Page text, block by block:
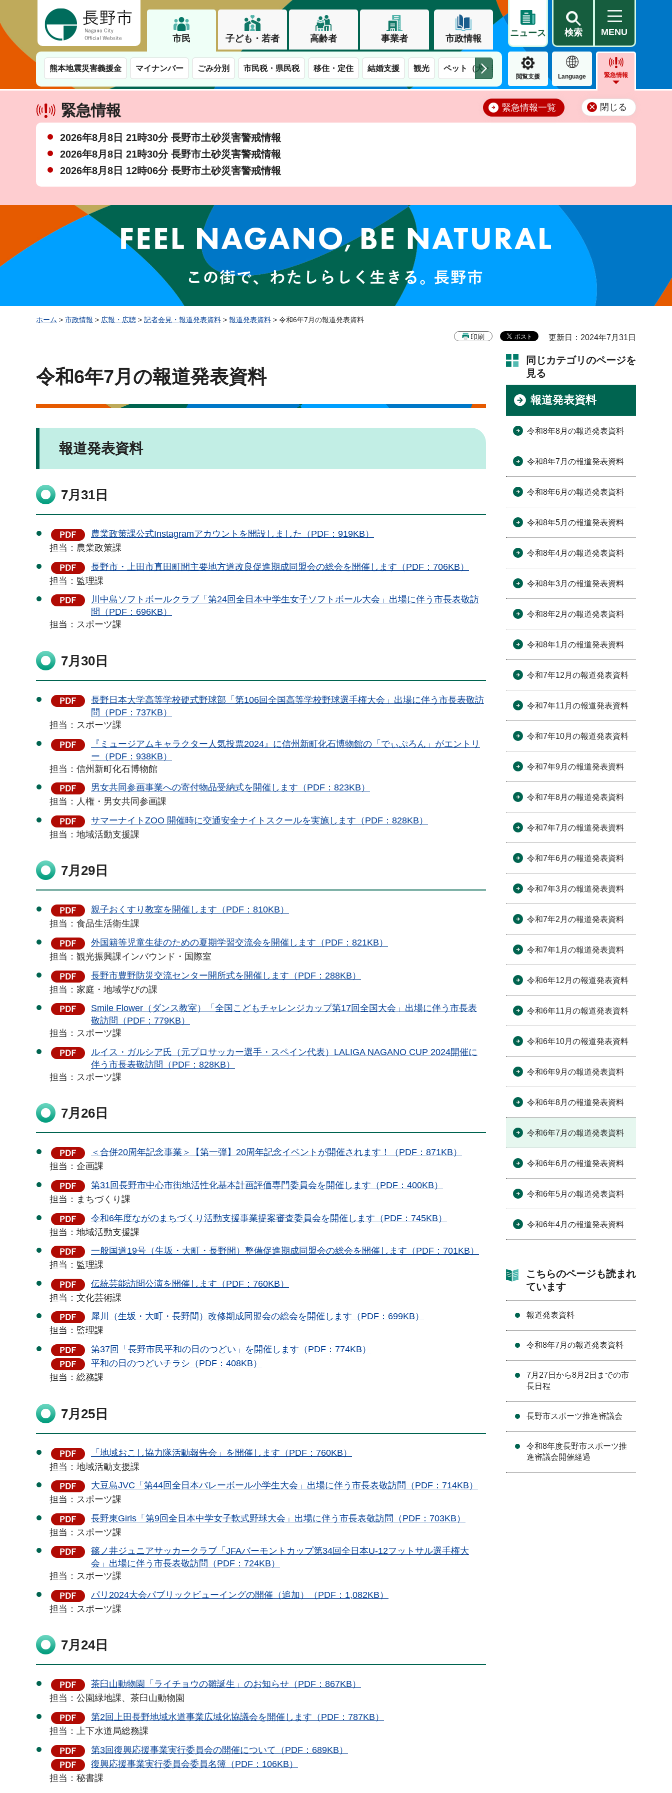
市民 子ども・若者 高齢者 事業者 市政情報
ニュース 検索 MENU
熊本地震災害義援金 マイナンバー ごみ分別 市民税・県民税 移住・定住 結婚支援 観光 ペット（犬・猫） 住民票・戸籍 公営住宅
閲覧支援 Language 緊急情報
緊急情報
2026年8月8日 21時30分 長野市土砂災害警戒情報
2026年8月8日 21時30分 長野市土砂災害警戒情報
2026年8月8日 12時06分 長野市土砂災害警戒情報
緊急情報一覧 閉じる
この街で、わたしらしく生きる。長野市
ホーム > 市政情報 > 広報・広聴 > 記者会見・報道発表資料 > 報道発表資料 > 令和6年7月の報道発表資料
印刷 更新日：2024年7月31日
令和6年7月の報道発表資料
報道発表資料
7月31日
農業政策課公式Instagramアカウントを開設しました（PDF：919KB）
担当：農業政策課
長野市・上田市真田町間主要地方道改良促進期成同盟会の総会を開催します（PDF：706KB）
担当：監理課
川中島ソフトボールクラブ「第24回全日本中学生女子ソフトボール大会」出場に伴う市長表敬訪
問（PDF：696KB）
担当：スポーツ課
7月30日
長野日本大学高等学校硬式野球部「第106回全国高等学校野球選手権大会」出場に伴う市長表敬訪
問（PDF：737KB）
担当：スポーツ課
『ミュージアムキャラクター人気投票2024』に信州新町化石博物館の「でぃぷろん」がエントリ
ー（PDF：938KB）
担当：信州新町化石博物館
男女共同参画事業への寄付物品受納式を開催します（PDF：823KB）
担当：人権・男女共同参画課
サマーナイトZOO 開催時に交通安全ナイトスクールを実施します（PDF：828KB）
担当：地域活動支援課
7月29日
親子おくすり教室を開催します（PDF：810KB）
担当：食品生活衛生課
外国籍等児童生徒のための夏期学習交流会を開催します（PDF：821KB）
担当：観光振興課インバウンド・国際室
長野市豊野防災交流センター開所式を開催します（PDF：288KB）
担当：家庭・地域学びの課
Smile Flower（ダンス教室）「全国こどもチャレンジカップ第17回全国大会」出場に伴う市長表
敬訪問（PDF：779KB）
担当：スポーツ課
ルイス・ガルシア氏（元プロサッカー選手・スペイン代表）LALIGA NAGANO CUP 2024開催に
伴う市長表敬訪問（PDF：828KB）
担当：スポーツ課
7月26日
＜合併20周年記念事業＞【第一弾】20周年記念イベントが開催されます！（PDF：871KB）
担当：企画課
第31回⻑野市中心市街地活性化基本計画評価専門委員会を開催します（PDF：400KB）
担当：まちづくり課
令和6年度ながのまちづくり活動支援事業提案審査委員会を開催します（PDF：745KB）
担当：地域活動支援課
一般国道19号（生坂・大町・長野間）整備促進期成同盟会の総会を開催します（PDF：701KB）
担当：監理課
伝統芸能訪問公演を開催します（PDF：760KB）
担当：文化芸術課
犀川（生坂・大町・長野間）改修期成同盟会の総会を開催します（PDF：699KB）
担当：監理課
第37回「長野市民平和の日のつどい」を開催します（PDF：774KB）
平和の日のつどいチラシ（PDF：408KB）
担当：総務課
7月25日
「地域おこし協力隊活動報告会」を開催します（PDF：760KB）
担当：地域活動支援課
大豆島JVC「第44回全日本バレーボール小学生大会」出場に伴う市長表敬訪問（PDF：714KB）
担当：スポーツ課
長野東Girls「第9回全日本中学女子軟式野球大会」出場に伴う市長表敬訪問（PDF：703KB）
担当：スポーツ課
篠ノ井ジュニアサッカークラブ「JFAバーモントカップ第34回全日本U-12フットサル選手権大
会」出場に伴う市長表敬訪問（PDF：724KB）
担当：スポーツ課
パリ2024大会パブリックビューイングの開催（追加）（PDF：1,082KB）
担当：スポーツ課
7月24日
茶臼山動物園「ライチョウの雛誕生」のお知らせ（PDF：867KB）
担当：公園緑地課、茶臼山動物園
第2回上田長野地域水道事業広域化協議会を開催します（PDF：787KB）
担当：上下水道局総務課
第3回復興応援事業実行委員会の開催について（PDF：689KB）
復興応援事業実行委員会委員名簿（PDF：106KB）
担当：秘書課
同じカテゴリのページを
見る
報道発表資料
令和8年8月の報道発表資料
令和8年7月の報道発表資料
令和8年6月の報道発表資料
令和8年5月の報道発表資料
令和8年4月の報道発表資料
令和8年3月の報道発表資料
令和8年2月の報道発表資料
令和8年1月の報道発表資料
令和7年12月の報道発表資料
令和7年11月の報道発表資料
令和7年10月の報道発表資料
令和7年9月の報道発表資料
令和7年8月の報道発表資料
令和7年7月の報道発表資料
令和7年6月の報道発表資料
令和7年3月の報道発表資料
令和7年2月の報道発表資料
令和7年1月の報道発表資料
令和6年12月の報道発表資料
令和6年11月の報道発表資料
令和6年10月の報道発表資料
令和6年9月の報道発表資料
令和6年8月の報道発表資料
令和6年7月の報道発表資料
令和6年6月の報道発表資料
令和6年5月の報道発表資料
令和6年4月の報道発表資料
こちらのページも読まれ
ています
報道発表資料
令和8年7月の報道発表資料
7月27日から8月2日までの市
長日程
長野市スポーツ推進審議会
令和8年度長野市スポーツ推
進審議会開催経過